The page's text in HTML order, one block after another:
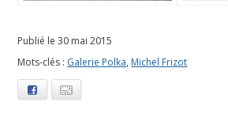
1
5
Publié le 30 mai 2015
Mots-clés : Galerie Polka, Michel Frizot
Facebook